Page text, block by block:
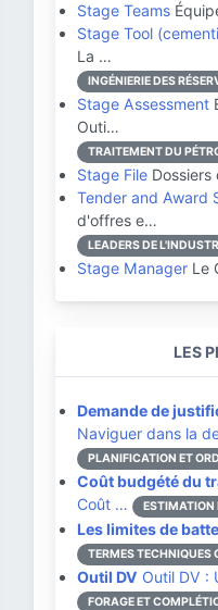
Stage Teams
Stage Tool
La …
INGÉNIERIE DES
Stage Assessment
Outi…
TRAITEMENT DU
Stage File Dossiers
Tender and Award
d'offres e…
LEADERS DE
Stage Manager Le
LES
Demande de
Naviguer dans la
PLANIFICATION ET
Coût budgété du
Coût …
ESTIMATION
Les limites de
TERMES TECHNIQUES
Outil DV Outil DV :
FORAGE ET